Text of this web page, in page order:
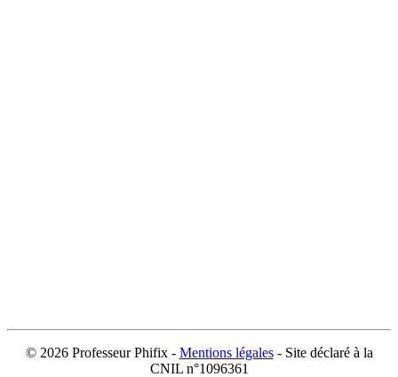
© 2026 Professeur Phifix - Mentions légales- Site déclaré à la
CNIL n°1096361